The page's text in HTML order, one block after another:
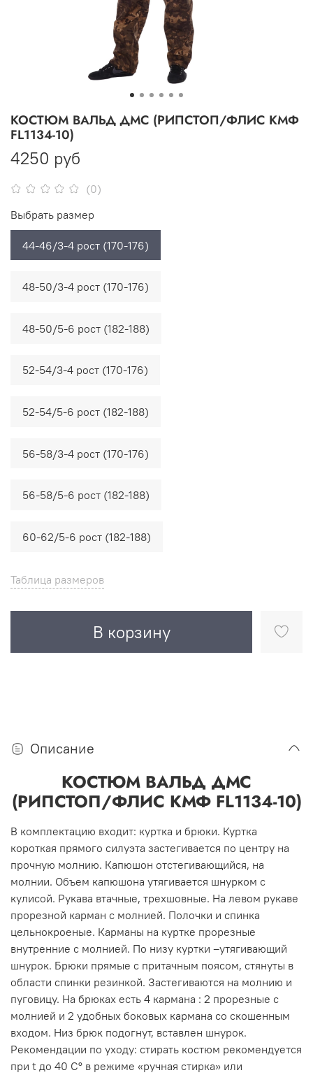
(0)
КОСТЮМ ВАЛЬД ДМС (РИПСТОП/ФЛИС КМФ
FL1134-10)
4250 руб
Таблица размеров
В корзину
Выбрать размер
44-46/3-4 рост (170-176)
48-50/3-4 рост (170-176)
48-50/5-6 рост (182-188)
52-54/3-4 рост (170-176)
52-54/5-6 рост (182-188)
56-58/3-4 рост (170-176)
56-58/5-6 рост (182-188)
60-62/5-6 рост (182-188)
Описание
КОСТЮМ ВАЛЬД ДМС
(РИПСТОП/ФЛИС КМФ FL1134-10)
В комплектацию входит: куртка и брюки. Куртка
короткая прямого силуэта застегивается по центру на
прочную молнию. Капюшон отстегивающийся, на
молнии. Объем капюшона утягивается шнурком с
кулисой. Рукава втачные, трехшовные. На левом рукаве
прорезной карман с молнией. Полочки и спинка
цельнокроеные. Карманы на куртке прорезные
внутренние с молнией. По низу куртки –утягивающий
шнурок. Брюки прямые с притачным поясом, стянуты в
области спинки резинкой. Застегиваются на молнию и
пуговицу. На брюках есть 4 кармана : 2 прорезные с
молнией и 2 удобных боковых кармана со скошенным
входом. Низ брюк подогнут, вставлен шнурок.
Рекомендации по уходу: стирать костюм рекомендуется
при t до 40 С° в режиме «ручная стирка» или